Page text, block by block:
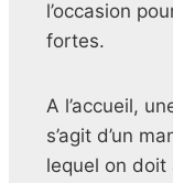
l’occasion
fortes.
A l’accueil,
s’agit d’un
lequel on doit